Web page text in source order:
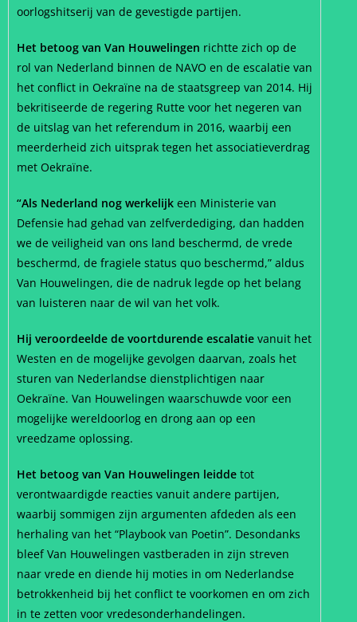
oorlogshitserij van de gevestigde partijen.
Het betoog van Van Houwelingen richtte zich op de
rol van Nederland binnen de NAVO en de escalatie van
het conflict in Oekraïne na de staatsgreep van 2014. Hij
bekritiseerde de regering Rutte voor het negeren van
de uitslag van het referendum in 2016, waarbij een
meerderheid zich uitsprak tegen het associatieverdrag
met Oekraïne.
“Als Nederland nog werkelijk een Ministerie van
Defensie had gehad van zelfverdediging, dan hadden
we de veiligheid van ons land beschermd, de vrede
beschermd, de fragiele status quo beschermd,” aldus
Van Houwelingen, die de nadruk legde op het belang
van luisteren naar de wil van het volk.
Hij veroordeelde de voortdurende escalatie vanuit het
Westen en de mogelijke gevolgen daarvan, zoals het
sturen van Nederlandse dienstplichtigen naar
Oekraïne. Van Houwelingen waarschuwde voor een
mogelijke wereldoorlog en drong aan op een
vreedzame oplossing.
Het betoog van Van Houwelingen leidde tot
verontwaardigde reacties vanuit andere partijen,
waarbij sommigen zijn argumenten afdeden als een
herhaling van het “Playbook van Poetin”. Desondanks
bleef Van Houwelingen vastberaden in zijn streven
naar vrede en diende hij moties in om Nederlandse
betrokkenheid bij het conflict te voorkomen en om zich
in te zetten voor vredesonderhandelingen.